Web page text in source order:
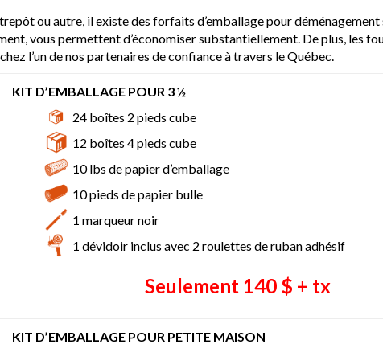
ou autre, il existe des forfaits d’emballage pour déménagement
vous permettent d’économiser substantiellement. De plus, les
l’un de nos partenaires de confiance à travers le Québec.
KIT D’EMBALLAGE POUR 3 ½
24 boîtes 2 pieds cube
12 boîtes 4 pieds cube
10 lbs de papier d’emballage
10 pieds de papier bulle
1 marqueur noir
1 dévidoir inclus avec 2 roulettes de ruban adhésif
Seulement 140 $ + tx
KIT D’EMBALLAGE POUR PETITE MAISON